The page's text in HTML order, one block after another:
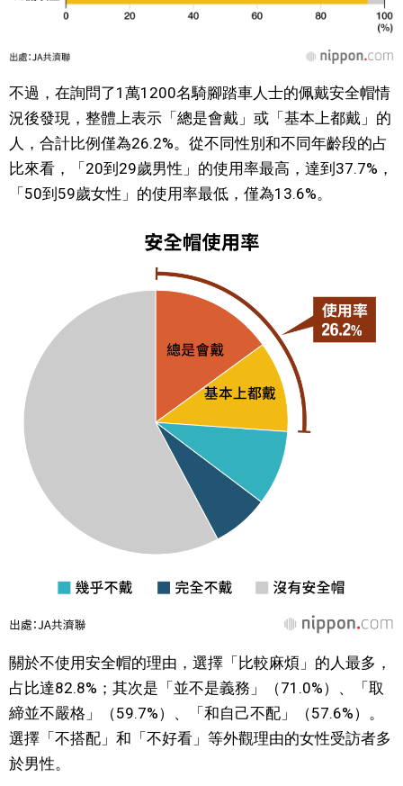
醫療健康
東京
編輯部通知
不過，在詢問了1萬1200名騎腳踏車人士的佩戴安全帽情
況後發現，整體上表示「總是會戴」或「基本上都戴」的
人，合計比例僅為26.2%。從不同性別和不同年齡段的占
比來看，「20到29歲男性」的使用率最高，達到37.7%，
「50到59歲女性」的使用率最低，僅為13.6%。
關於不使用安全帽的理由，選擇「比較麻煩」的人最多，
占比達82.8%；其次是「並不是義務」（71.0%）、「取
締並不嚴格」（59.7%）、「和自己不配」（57.6%）。
選擇「不搭配」和「不好看」等外觀理由的女性受訪者多
於男性。